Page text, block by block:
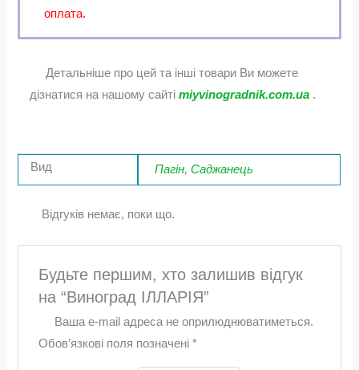
оплата.
Детальніше про цей та інші товари Ви можете
дізнатися на нашому сайтіmiyvinogradnik.com.ua .
Вид Пагін,Саджанець
Відгуків немає, поки що.
Будьте першим, хто залишив відгук
на “Виноград ІЛЛАРІЯ”
Ваша e-mail адреса не оприлюднюватиметься.
Обов’язкові поля позначені *